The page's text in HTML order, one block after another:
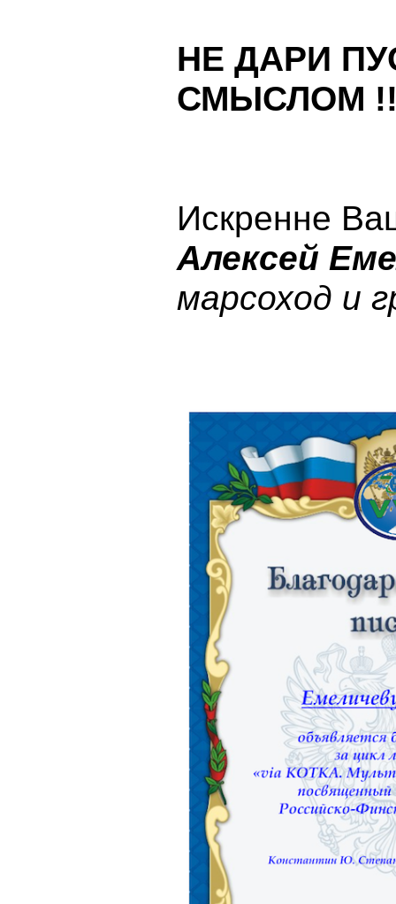
НЕ ДАРИ
СМЫСЛОМ
Искренне
Алексей
марсоход и